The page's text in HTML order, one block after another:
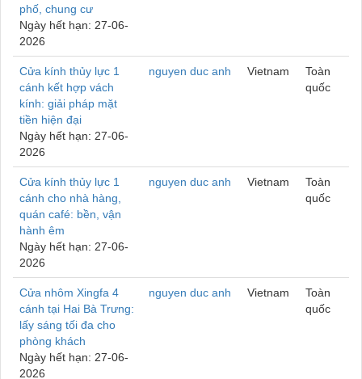
phố, chung cư
Ngày hết hạn: 27-06-
2026
Cửa kính thủy lực 1
cánh kết hợp vách
kính: giải pháp mặt
tiền hiện đại
Ngày hết hạn: 27-06-
2026
nguyen duc anh Vietnam
Toàn
quốc
Cửa kính thủy lực 1
cánh cho nhà hàng,
quán café: bền, vận
hành êm
Ngày hết hạn: 27-06-
2026
nguyen duc anh Vietnam
Toàn
quốc
Cửa nhôm Xingfa 4
cánh tại Hai Bà Trưng:
lấy sáng tối đa cho
phòng khách
Ngày hết hạn: 27-06-
2026
nguyen duc anh Vietnam
Toàn
quốc